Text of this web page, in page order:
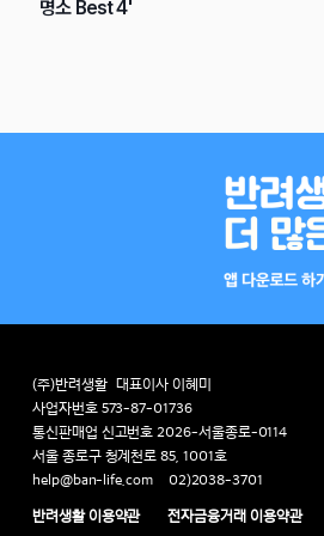
명소 Best 4'
(주)반려생활
대표이사 이혜미
사업자번호 573-87-01736
통신판매업 신고번호 2026-서울종로-0114
서울 종로구 청계천로 85, 1001호
help@ban-life.com
02)2038-3701
반려생활 이용약관 전자금융거래 이용약관